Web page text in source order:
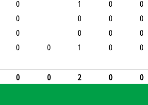
0 1 0 0
0 0 0 0
0 0 0 0
0 0 1 0 0
0 0 2 0 0